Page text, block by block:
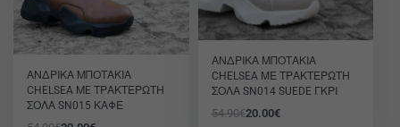
ΑΝΔΡΙΚΑ ΜΠΟΤΑΚΙΑ
CHELSEA ME ΤΡΑΚΤΕΡΩΤΗ
ΣΟΛΑ SN015 ΚΑΦΕ
ΑΝΔΡΙΚΑ ΜΠΟΤΑΚΙΑ
CHELSEA ΜΕ ΤΡΑΚΤΕΡΩΤΗ
ΣΟΛΑ SN014 SUEDE ΓΚΡΙ
54.90€20.00€